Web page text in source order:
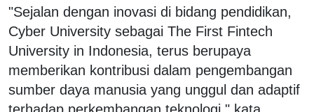
"Sejalan dengan inovasi di bidang pendidikan,
Cyber University sebagai The First Fintech
University in Indonesia, terus berupaya
memberikan kontribusi dalam pengembangan
sumber daya manusia yang unggul dan adaptif